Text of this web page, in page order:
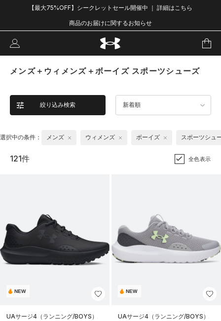
【最大75%OFF】シークレットセール開催中 ｜ 詳細はこちら
商品のお届けに関するお知らせ
メンズ＋ウィメンズ＋ボーイズ スポーツシューズ
絞り込み検索 新着順
選択中の条件： メンズ ウィメンズ ボーイズ スポーツシュ
121件 全色表示
NEW
UAサージ4（ランニング/BOYS）
NEW
UAサージ4（ランニング/BOYS）